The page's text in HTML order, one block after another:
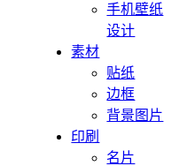
手机壁纸
设计
素材
贴纸
边框
背景图片
印刷
名片